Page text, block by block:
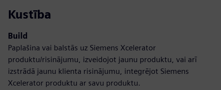
Kustība
Build
Paplašina vai balstās uz Siemens Xcelerator
produktu/risinājumu, izveidojot jaunu produktu, vai arī
izstrādā jaunu klienta risinājumu, integrējot Siemens
Xcelerator produktu ar savu produktu.